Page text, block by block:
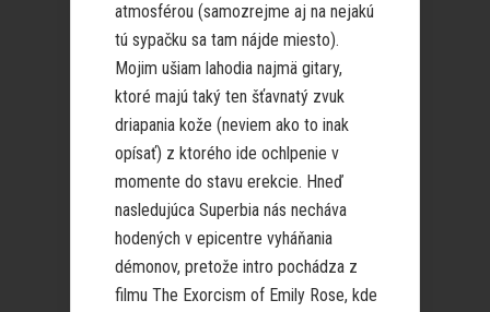
atmosférou (samozrejme aj na nejakú
tú sypačku sa tam nájde miesto).
Mojim ušiam lahodia najmä gitary,
ktoré majú taký ten šťavnatý zvuk
driapania kože (neviem ako to inak
opísať) z ktorého ide ochlpenie v
momente do stavu erekcie. Hneď
nasledujúca Superbia nás necháva
hodených v epicentre vyháňania
démonov, pretože intro pochádza z
filmu The Exorcism of Emily Rose, kde